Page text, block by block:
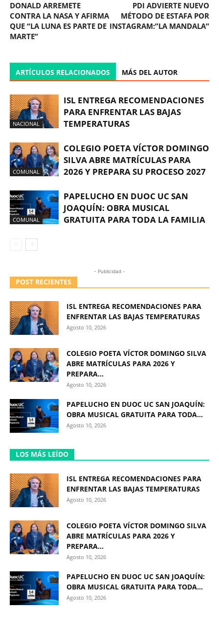
DONALD ARREMETE
CONTRA LA NASA Y AFIRMA
QUE “LA LUNA ES PARTE DE
MARTE”
PDI ADVIERTE NUEVO
MÉTODO DE ESTAFA POR
INSTAGRAM:”LA MANDALA”
ARTÍCULOS RELACIONADOS MÁS DEL AUTOR
NACIONAL
ISL ENTREGA RECOMENDACIONES
PARA ENFRENTAR LAS BAJAS
TEMPERATURAS
COMUNAL
COLEGIO POETA VÍCTOR DOMINGO
SILVA ABRE MATRÍCULAS PARA
2026 Y PREPARA SU PROCESO 2027
COMUNAL
PAPELUCHO EN DUOC UC SAN
JOAQUÍN: OBRA MUSICAL
GRATUITA PARA TODA LA FAMILIA
- Publicidad -
POST RECIENTES
ISL ENTREGA RECOMENDACIONES PARA
ENFRENTAR LAS BAJAS TEMPERATURAS
Agosto 10, 2026
COLEGIO POETA VÍCTOR DOMINGO SILVA
ABRE MATRÍCULAS PARA 2026 Y
PREPARA...
Agosto 10, 2026
PAPELUCHO EN DUOC UC SAN JOAQUÍN:
OBRA MUSICAL GRATUITA PARA TODA...
Agosto 10, 2026
LOS MÁS LEÍDO
ISL ENTREGA RECOMENDACIONES PARA
ENFRENTAR LAS BAJAS TEMPERATURAS
Agosto 10, 2026
COLEGIO POETA VÍCTOR DOMINGO SILVA
ABRE MATRÍCULAS PARA 2026 Y
PREPARA...
Agosto 10, 2026
PAPELUCHO EN DUOC UC SAN JOAQUÍN:
OBRA MUSICAL GRATUITA PARA TODA...
Agosto 10, 2026